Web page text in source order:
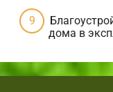
дома в